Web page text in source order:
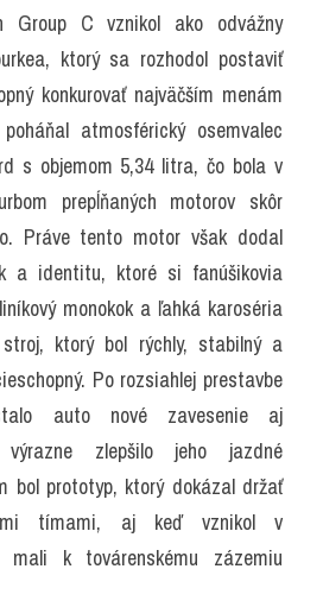
Group C vznikol ako odvážny
ktorý sa rozhodol postaviť
konkurovať najväčším menám
atmosférický osemvalec
s objemom 5,34 litra, čo bola v
prepĺňaných motorov skôr
Práve tento motor však dodal
a identitu, ktoré si fanúšikovia
monokok a ľahká karoséria
ktorý bol rýchly, stabilný a
Po rozsiahlej prestavbe
auto nové zavesenie aj
výrazne zlepšilo jeho jazdné
bol prototyp, ktorý dokázal držať
tímami, aj keď vznikol v
mali k továrenskému zázemiu